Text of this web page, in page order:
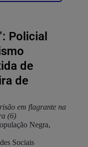
Policial
de
de
em flagrante na
(6)
Negra,
Sociais